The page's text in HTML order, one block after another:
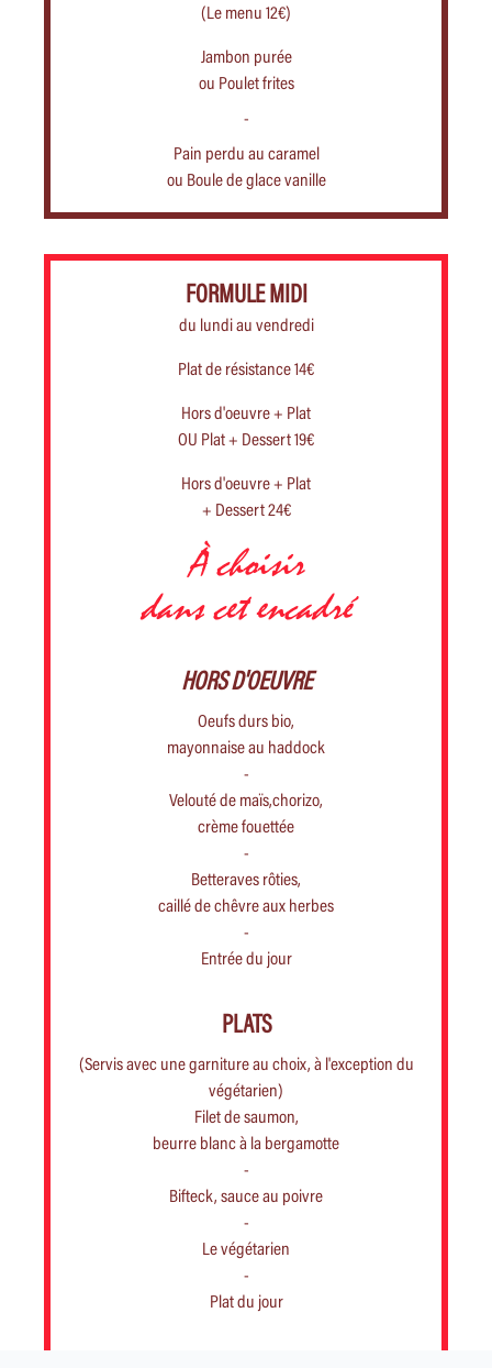
(Le menu 12€)
Jambon purée
ou Poulet frites
-
Pain perdu au caramel
ou Boule de glace vanille
FORMULE MIDI
du lundi au vendredi
Plat de résistance 14€
Hors d'oeuvre + Plat
OU Plat + Dessert 19€
Hors d'oeuvre + Plat
+ Dessert 24€
À choisir
dans cet encadré
HORS D'OEUVRE
Oeufs durs bio,
mayonnaise au haddock
-
Velouté de maïs,chorizo,
crème fouettée
-
Betteraves rôties,
caillé de chêvre aux herbes
-
Entrée du jour
PLATS
(Servis avec une garniture au choix, à l'exception du
végétarien)
Filet de saumon,
beurre blanc à la bergamotte
-
Bifteck, sauce au poivre
-
Le végétarien
-
Plat du jour